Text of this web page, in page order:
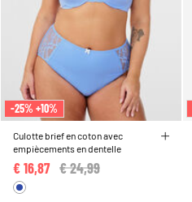
-25% +10%
Culotte brief en coton avec
empiècements en dentelle
Price reduced from
€ 24,99
€ 16,87